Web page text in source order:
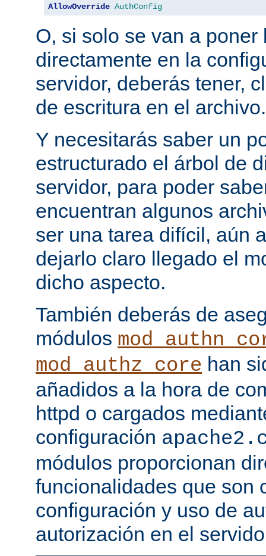
AllowOverride AuthConfig
O, si solo se van a poner
directamente en la
servidor, deberás tener,
de escritura en el archivo.
Y necesitarás saber un
estructurado el árbol de
servidor, para poder
encuentran algunos
ser una tarea difícil, aún
dejarlo claro llegado el
dicho aspecto.
También deberás de
módulos
mod_authz_core han
añadidos a la hora de
httpd o cargados
configuración
módulos proporcionan
funcionalidades que son
configuración y uso de
autorización en el